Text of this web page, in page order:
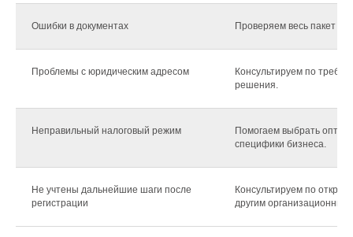
Ошибки в документах Проверяем весь пакет
Проблемы с юридическим адресом
Консультируем по
решения.
Неправильный налоговый режим
Помогаем выбрать
специфики бизнеса.
Не учтены дальнейшие шаги после
регистрации
Консультируем по
другим организационным